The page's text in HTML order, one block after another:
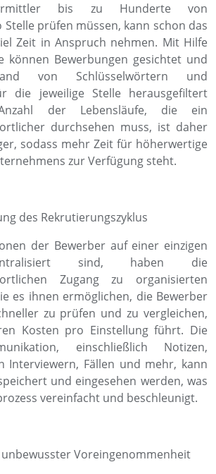
bis zu Hunderte von
Stelle prüfen müssen, kann schon das
Zeit in Anspruch nehmen. Mit Hilfe
können Bewerbungen gesichtet und
von Schlüsselwörtern und
die jeweilige Stelle herausgefiltert
der Lebensläufe, die ein
durchsehen muss, ist daher
sodass mehr Zeit für höherwertige
zur Verfügung steht.
des Rekrutierungszyklus
der Bewerber auf einer einzigen
sind, haben die
Zugang zu organisierten
es ihnen ermöglichen, die Bewerber
zu prüfen und zu vergleichen,
Kosten pro Einstellung führt. Die
einschließlich Notizen,
Interviewern, Fällen und mehr, kann
und eingesehen werden, was
vereinfacht und beschleunigt.
unbewusster Voreingenommenheit